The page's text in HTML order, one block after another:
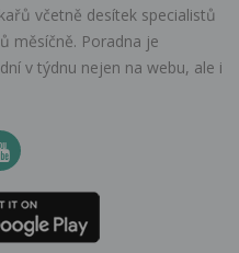
včetně desítek specialistů
měsíčně. Poradna je
v týdnu nejen na webu, ale i